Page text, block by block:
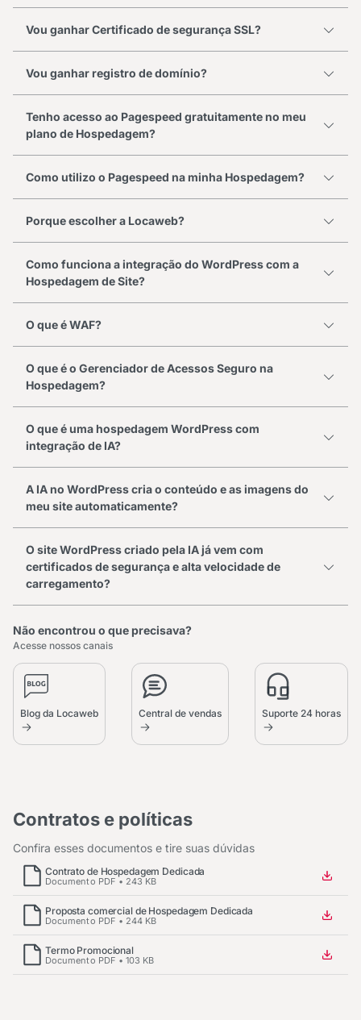
Vou ganhar Certificado de segurança SSL?
Vou ganhar registro de domínio?
Tenho acesso ao Pagespeed gratuitamente no meu
plano de Hospedagem?
Como utilizo o Pagespeed na minha Hospedagem?
Porque escolher a Locaweb?
Como funciona a integração do WordPress com a
Hospedagem de Site?
O que é WAF?
O que é o Gerenciador de Acessos Seguro na
Hospedagem?
O que é uma hospedagem WordPress com
integração de IA?
A IA no WordPress cria o conteúdo e as imagens do
meu site automaticamente?
O site WordPress criado pela IA já vem com
certificados de segurança e alta velocidade de
carregamento?
Não encontrou o que precisava?
Acesse nossos canais
Blog da Locaweb Central de vendas Suporte 24 horas
Contratos e políticas
Confira esses documentos e tire suas dúvidas
Contrato de Hospedagem Dedicada
Documento PDF • 243 KB
Proposta comercial de Hospedagem Dedicada
Documento PDF • 244 KB
Termo Promocional
Documento PDF • 103 KB